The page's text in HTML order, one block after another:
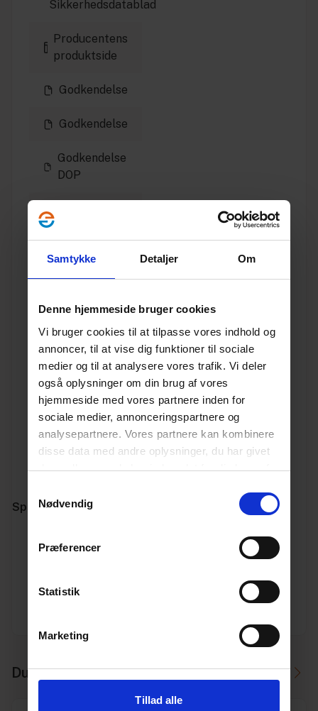
Samtykke Detaljer Om
Denne hjemmeside bruger cookies
Vi bruger cookies til at tilpasse vores indhold og
annoncer, til at vise dig funktioner til sociale
medier og til at analysere vores trafik. Vi deler
også oplysninger om din brug af vores
hjemmeside med vores partnere inden for
sociale medier, annonceringspartnere og
analysepartnere. Vores partnere kan kombinere
disse data med andre oplysninger, du har givet
dem, eller som de har indsamlet fra din brug af
Nødvendig
Præferencer
Statistik
Marketing
Tillad alle
Sikkerhedsdatablad
Producentens
produktside
Godkendelse
Godkendelse
Godkendelse
DOP
Godkendelse
kemisk
Godkendelse
kemisk
Miljødeklaration
Miljødeklaration
Miljødeklaration
Specifikationer
Varenummer
Du skal måske også bruge